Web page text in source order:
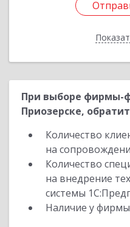
При выборе фирмы-
Приозерске,
Количество
на
Количество
на внедрение
системы
Наличие у фирмы